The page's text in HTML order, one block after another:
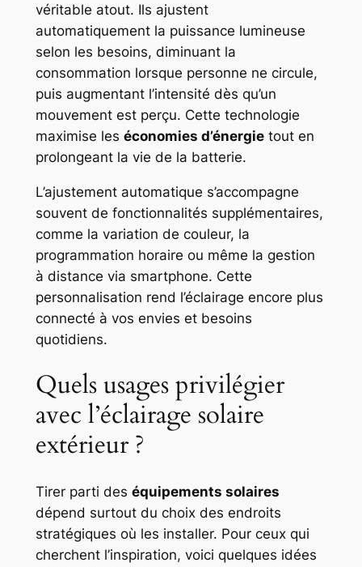
véritable atout. Ils ajustent
automatiquement la puissance lumineuse
selon les besoins, diminuant la
consommation lorsque personne ne circule,
puis augmentant l’intensité dès qu’un
mouvement est perçu. Cette technologie
maximise les économies d’énergietout en
prolongeant la vie de la batterie.
L’ajustement automatique s’accompagne
souvent de fonctionnalités supplémentaires,
comme la variation de couleur, la
programmation horaire ou même la gestion
à distance via smartphone. Cette
personnalisation rend l’éclairage encore plus
connecté à vos envies et besoins
quotidiens.
Quels usages privilégier
avec l’éclairage solaire
extérieur ?
Tirer parti des équipements solaires
dépend surtout du choix des endroits
stratégiques où les installer. Pour ceux qui
cherchent l’inspiration, voici quelques idées